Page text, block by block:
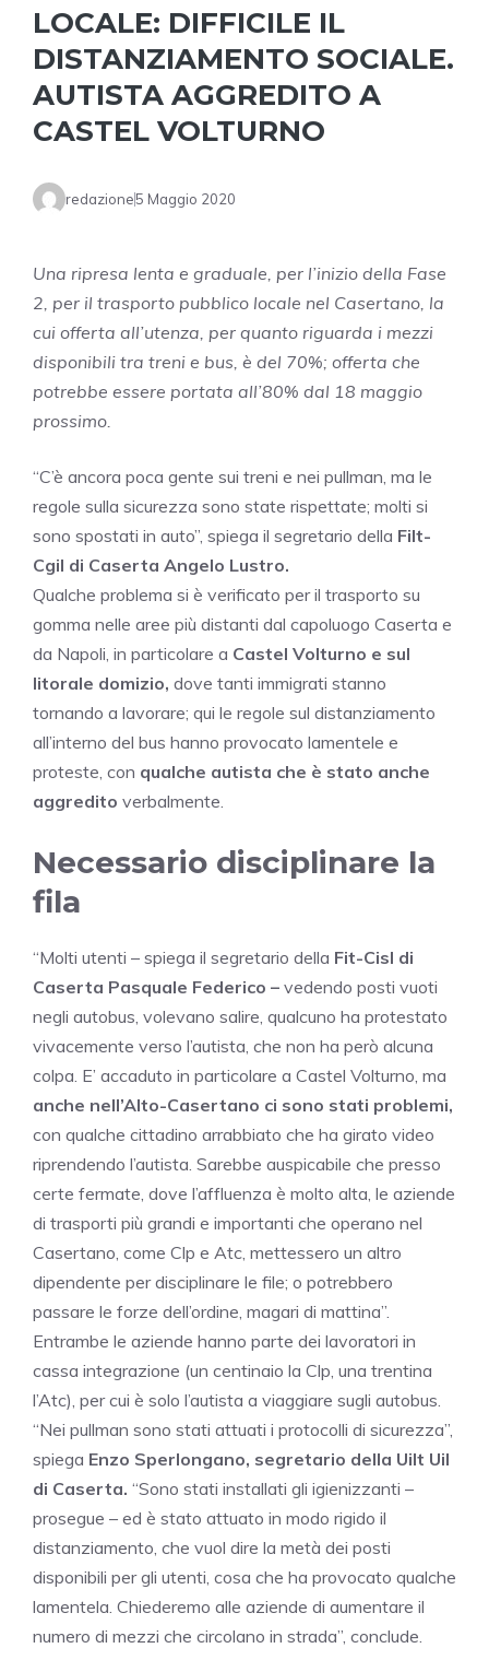
LOCALE: DIFFICILE IL
DISTANZIAMENTO SOCIALE.
AUTISTA AGGREDITO A
CASTEL VOLTURNO
redazione5 Maggio 2020
Una ripresa lenta e graduale, per l’inizio della Fase
2, per il trasporto pubblico locale nel Casertano, la
cui offerta all’utenza, per quanto riguarda i mezzi
disponibili tra treni e bus, è del 70%; offerta che
potrebbe essere portata all’80% dal 18 maggio
prossimo.
“C’è ancora poca gente sui treni e nei pullman, ma le
regole sulla sicurezza sono state rispettate; molti si
sono spostati in auto”, spiega il segretario della Filt-
Cgil di Caserta Angelo Lustro.
Qualche problema si è verificato per il trasporto su
gomma nelle aree più distanti dal capoluogo Caserta e
da Napoli, in particolare a Castel Volturno e sul
litorale domizio, dove tanti immigrati stanno
tornando a lavorare; qui le regole sul distanziamento
all’interno del bus hanno provocato lamentele e
proteste, con qualche autista che è stato anche
aggredito verbalmente.
Necessario disciplinare la
fila
“Molti utenti – spiega il segretario della Fit-Cisl di
Caserta Pasquale Federico – vedendo posti vuoti
negli autobus, volevano salire, qualcuno ha protestato
vivacemente verso l’autista, che non ha però alcuna
colpa. E’ accaduto in particolare a Castel Volturno, ma
anche nell’Alto-Casertano ci sono stati problemi,
con qualche cittadino arrabbiato che ha girato video
riprendendo l’autista. Sarebbe auspicabile che presso
certe fermate, dove l’affluenza è molto alta, le aziende
di trasporti più grandi e importanti che operano nel
Casertano, come Clp e Atc, mettessero un altro
dipendente per disciplinare le file; o potrebbero
passare le forze dell’ordine, magari di mattina”.
Entrambe le aziende hanno parte dei lavoratori in
cassa integrazione (un centinaio la Clp, una trentina
l’Atc), per cui è solo l’autista a viaggiare sugli autobus.
“Nei pullman sono stati attuati i protocolli di sicurezza”,
spiega Enzo Sperlongano, segretario della Uilt Uil
di Caserta. “Sono stati installati gli igienizzanti –
prosegue – ed è stato attuato in modo rigido il
distanziamento, che vuol dire la metà dei posti
disponibili per gli utenti, cosa che ha provocato qualche
lamentela. Chiederemo alle aziende di aumentare il
numero di mezzi che circolano in strada”, conclude.